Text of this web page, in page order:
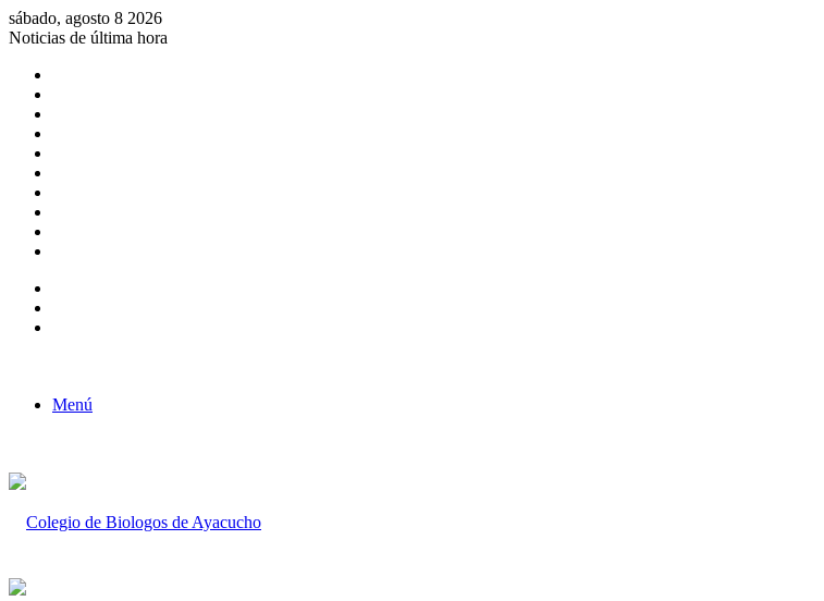
sábado, agosto 8 2026
Noticias de última hora
Menú